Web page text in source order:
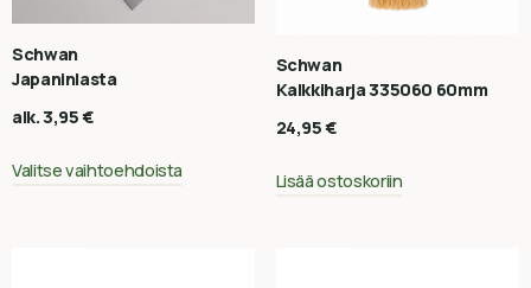
Schwan
Japaninlasta
alk.3,95€
Valitse vaihtoehdoista
Schwan
Kalkkiharja 335060 60mm
24,95€
Lisää ostoskoriin